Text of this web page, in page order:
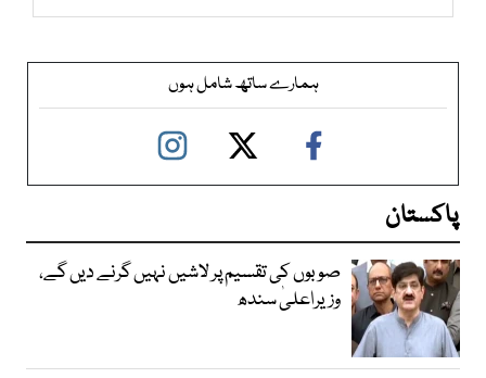
ہمارے ساتھ شامل ہوں
پاکستان
صوبوں کی تقسیم پر لاشیں نہیں گرنے دیں گے،
وزیراعلیٰ سندھ